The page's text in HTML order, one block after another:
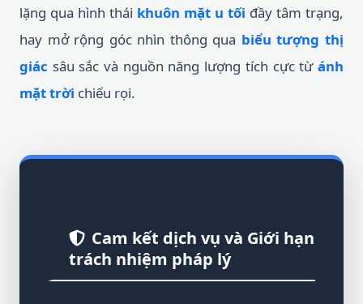
lặng qua hình thái khuôn mặt u tối đầy tâm trạng,
hay mở rộng góc nhìn thông qua biểu tượng thị
giác sâu sắc và nguồn năng lượng tích cực từ ánh
mặt trời chiếu rọi.
Cam kết dịch vụ và Giới hạn
trách nhiệm pháp lý